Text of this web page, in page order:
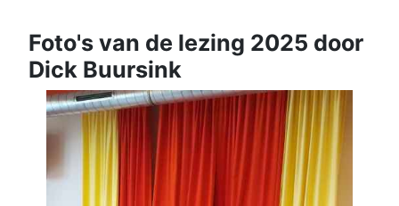
Foto's van de lezing 2025 door
Dick Buursink